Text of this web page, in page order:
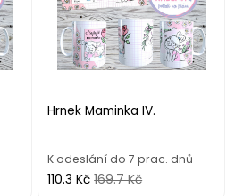
Hrnek Maminka IV.
K odeslání do 7 prac. dnů
110.3 Kč 169.7 Kč